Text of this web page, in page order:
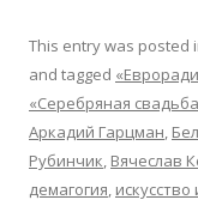
This entry was posted
and tagged
«Серебряная
Аркадий Гарцман,
Рубинчик, Вячеслав
демагогия,